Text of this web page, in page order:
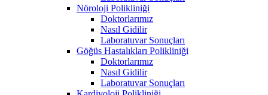
Nöroloji Polikliniği
Doktorlarımız
Nasıl Gidilir
Laboratuvar Sonuçları
Göğüs Hastalıkları Polikliniği
Doktorlarımız
Nasıl Gidilir
Laboratuvar Sonuçları